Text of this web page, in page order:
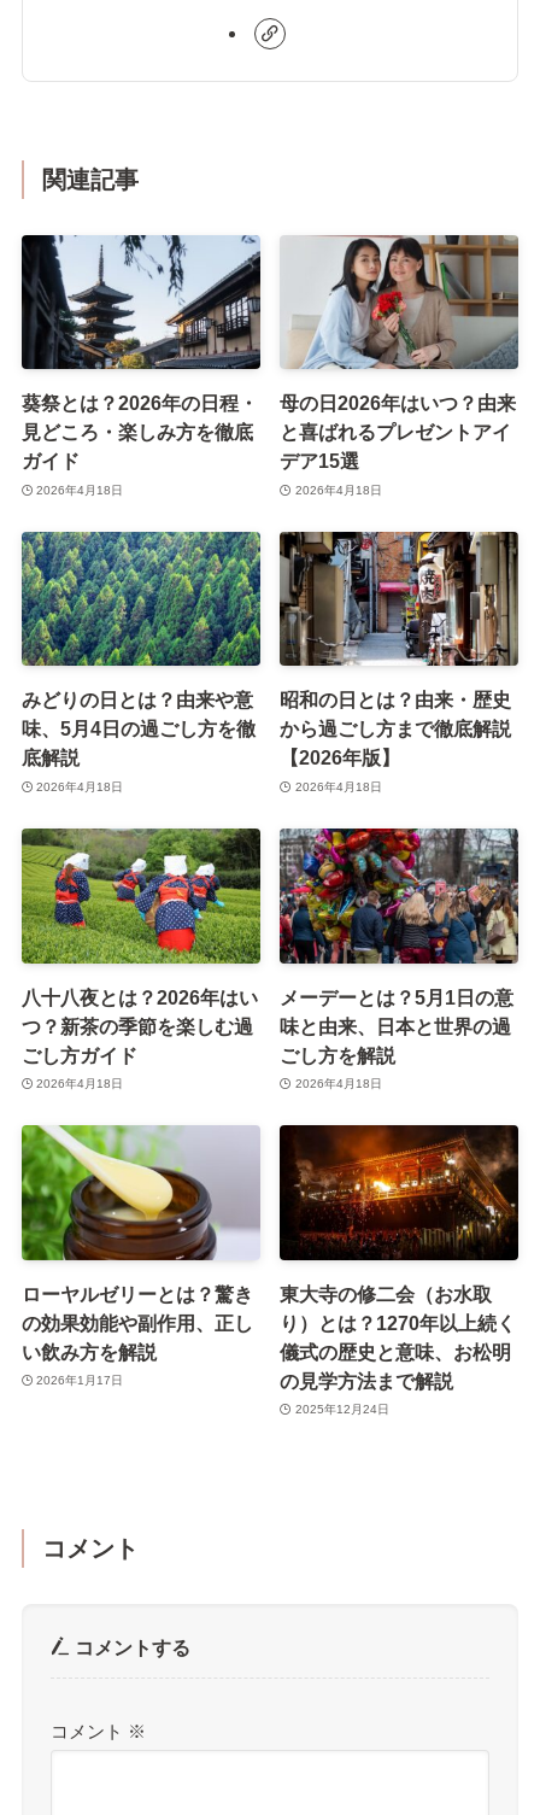
関連記事
葵祭とは？2026年の日程・
見どころ・楽しみ方を徹底
ガイド
2026年4月18日
母の日2026年はいつ？由来
と喜ばれるプレゼントアイ
デア15選
2026年4月18日
みどりの日とは？由来や意
味、5月4日の過ごし方を徹
底解説
2026年4月18日
昭和の日とは？由来・歴史
から過ごし方まで徹底解説
【2026年版】
2026年4月18日
八十八夜とは？2026年はい
つ？新茶の季節を楽しむ過
ごし方ガイド
2026年4月18日
メーデーとは？5月1日の意
味と由来、日本と世界の過
ごし方を解説
2026年4月18日
ローヤルゼリーとは？驚き
の効果効能や副作用、正し
い飲み方を解説
2026年1月17日
東大寺の修二会（お水取
り）とは？1270年以上続く
儀式の歴史と意味、お松明
の見学方法まで解説
2025年12月24日
コメント
コメントする
コメント ※